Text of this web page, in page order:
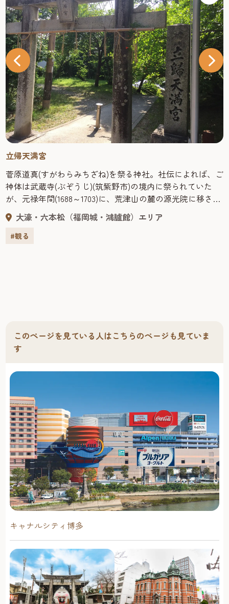
立帰天満宮
菅原道真(すがわらみちざね)を祭る神社。社伝によれば、ご
神体は武蔵寺(ぶぞうじ)(筑紫野市)の境内に祭られていた
が、元禄年間(1688～1703)に、荒津山の麓の源光院に移され
た。港に近く、藩船の船乗りに信仰された。明治20年、こ
の地に社殿が建てられ、漁業、航海関係者に参詣されてい
る。境内には新四国札所大師堂がある。
大濠・六本松（福岡城・鴻臚館）エリア
#観る
このページを見ている人はこちらのページも見ていま
す
キャナルシティ博多